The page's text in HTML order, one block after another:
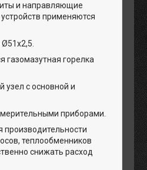
и направляющие
применяются
газомазутная горелка
узел с основной и
приборами.
теплообменников
снижать расход